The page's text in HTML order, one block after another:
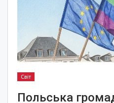
Світ
Польська